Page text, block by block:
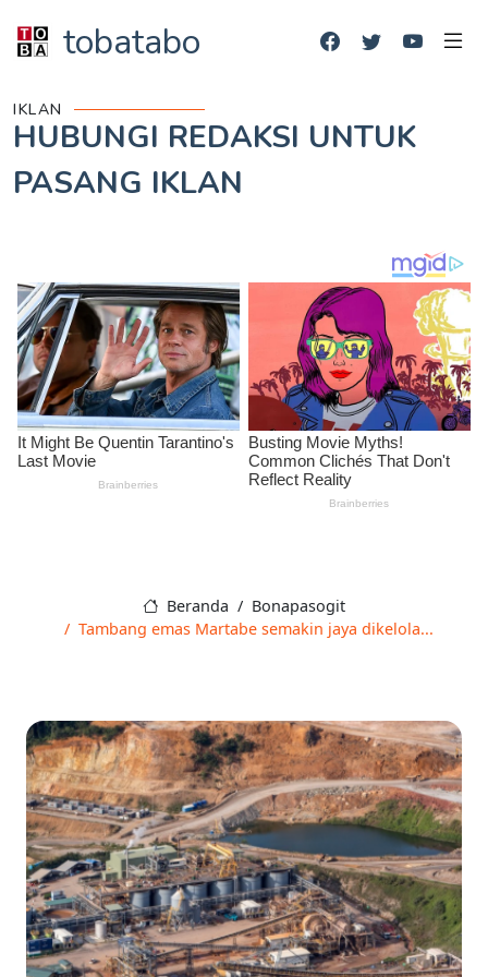
tobatabo
IKLAN
HUBUNGI REDAKSI UNTUK
PASANG IKLAN
Beranda
Bonapasogit
Tambang emas Martabe semakin jaya dikelola...